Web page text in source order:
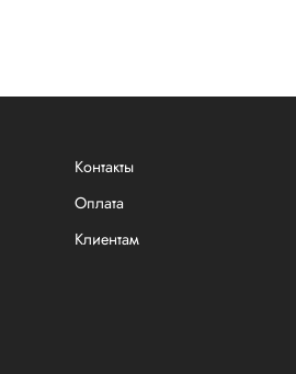
Контакты
Оплата
Клиентам